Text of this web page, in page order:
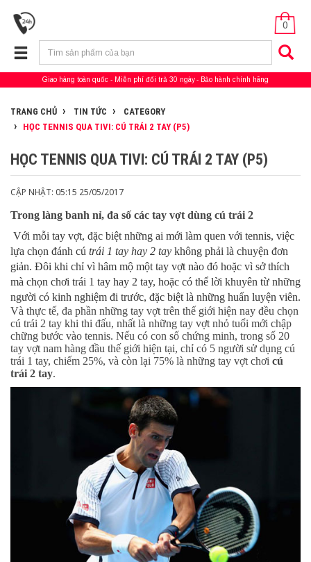
0
Giao hàng toàn quốc Miễn phí đổi trả 30 ngày Bảo hành chính hãng
TRANG CHỦ TIN TỨC
CATEGORY
HỌC TENNIS QUA TIVI: CÚ TRÁI 2 TAY (P5)
HỌC TENNIS QUA TIVI: CÚ TRÁI 2 TAY (P5)
CẬP NHẬT: 05:15 25/05/2017
Trong làng banh nỉ, đa số các tay vợt dùng cú trái 2
Với mỗi tay vợt, đặc biệt những ai mới làm quen với tennis, việc
lựa chọn đánh cú trái 1 tay hay 2 tay không phải là chuyện đơn
giản. Đôi khi chỉ vì hâm mộ một tay vợt nào đó hoặc vì sở thích
mà chọn chơi trái 1 tay hay 2 tay, hoặc có thể lời khuyên từ những
người có kinh nghiệm đi trước, đặc biệt là những huấn luyện viên.
Và thực tế, đa phần những tay vợt trên thế giới hiện nay đều chọn
cú trái 2 tay khi thi đấu, nhất là những tay vợt nhỏ tuổi mới chập
chững bước vào tennis. Nếu có con số chứng minh, trong số 20
tay vợt nam hàng đầu thế giới hiện tại, chỉ có 5 người sử dụng cú
trái 1 tay, chiếm 25%, và còn lại 75% là những tay vợt chơi cú
trái 2 tay.